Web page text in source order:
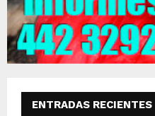
ENTRADAS RECIENTES